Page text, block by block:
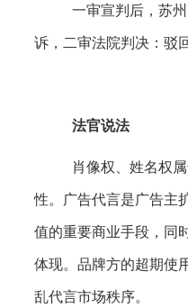
一审宣判后，苏
诉，二审法院判决：驳
法官说法
肖像权、姓名权
性。广告代言是广告主
值的重要商业手段，同
体现。品牌方的超期使
乱代言市场秩序。